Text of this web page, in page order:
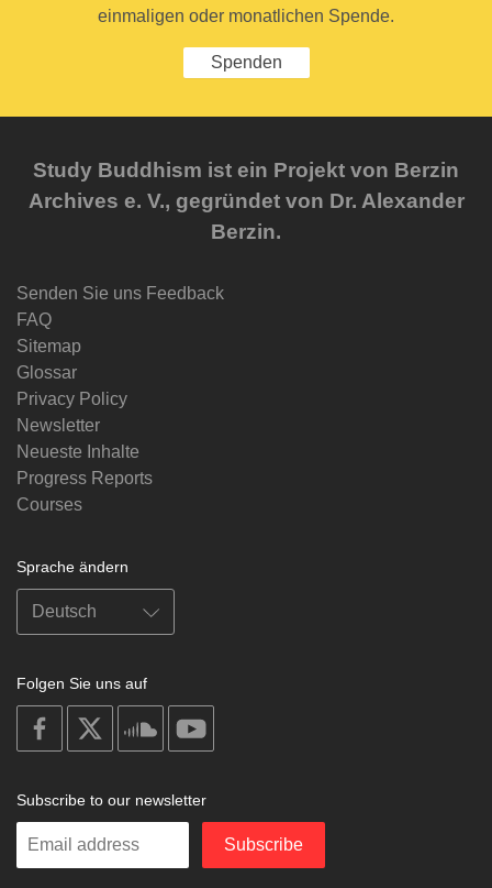
einmaligen oder monatlichen Spende.
Spenden
Study Buddhism ist ein Projekt von Berzin
Archives e. V., gegründet von Dr. Alexander
Berzin.
Senden Sie uns Feedback
FAQ
Sitemap
Glossar
Privacy Policy
Newsletter
Neueste Inhalte
Progress Reports
Courses
Sprache ändern
Folgen Sie uns auf
on
facebook
soundcloud
Subscribe to our newsletter
Enter
Subscribe